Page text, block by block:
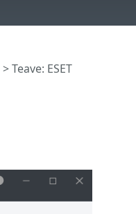
> Teave: ESET